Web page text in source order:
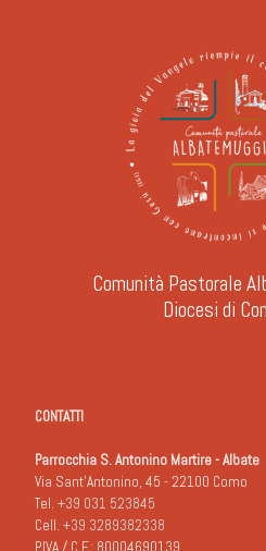
Comunità Pastorale
Diocesi di
CONTATTI
Parrocchia S. Antonino Martire - Albate
Via Sant'Antonino, 45 - 22100 Como
Tel. +39 031 523845
Cell. +39 3289382338
P.IVA / C.F.: 80004690139